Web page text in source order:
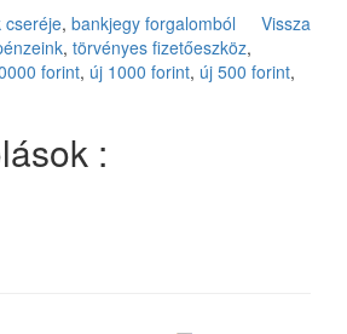
Vissza
cseréje, bankjegy forgalomból
, törvényes fizetőeszköz,
forint, új 1000 forint, új 500 forint,
: